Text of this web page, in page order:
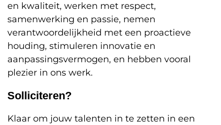
en kwaliteit, werken met respect,
samenwerking en passie, nemen
verantwoordelijkheid met een proactieve
houding, stimuleren innovatie en
aanpassingsvermogen, en hebben vooral
plezier in ons werk.
Solliciteren?
Klaar om jouw talenten in te zetten in een